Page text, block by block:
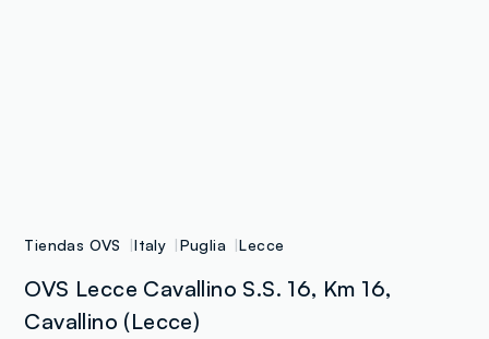
Tiendas OVS Italy Puglia Lecce
OVS Lecce Cavallino S.S. 16, Km 16,
Cavallino (Lecce)